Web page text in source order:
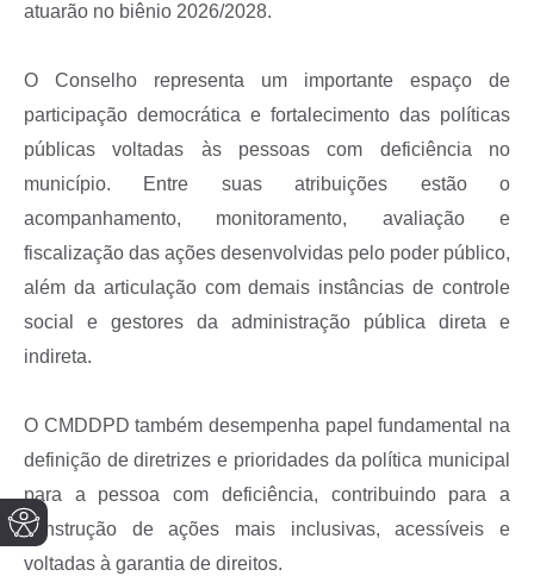
atuarão no biênio 2026/2028.
O Conselho representa um importante espaço de
participação democrática e fortalecimento das políticas
públicas voltadas às pessoas com deficiência no
município. Entre suas atribuições estão o
acompanhamento, monitoramento, avaliação e
fiscalização das ações desenvolvidas pelo poder público,
além da articulação com demais instâncias de controle
social e gestores da administração pública direta e
indireta.
O CMDDPD também desempenha papel fundamental na
definição de diretrizes e prioridades da política municipal
para a pessoa com deficiência, contribuindo para a
construção de ações mais inclusivas, acessíveis e
voltadas à garantia de direitos.